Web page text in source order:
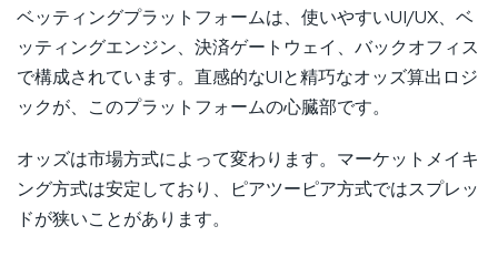
ベッティングプラットフォームは、使いやすいUI/UX、ベ
ッティングエンジン、決済ゲートウェイ、バックオフィス
で構成されています。直感的なUIと精巧なオッズ算出ロジ
ックが、このプラットフォームの心臓部です。
オッズは市場方式によって変わります。マーケットメイキ
ング方式は安定しており、ピアツーピア方式ではスプレッ
ドが狭いことがあります。